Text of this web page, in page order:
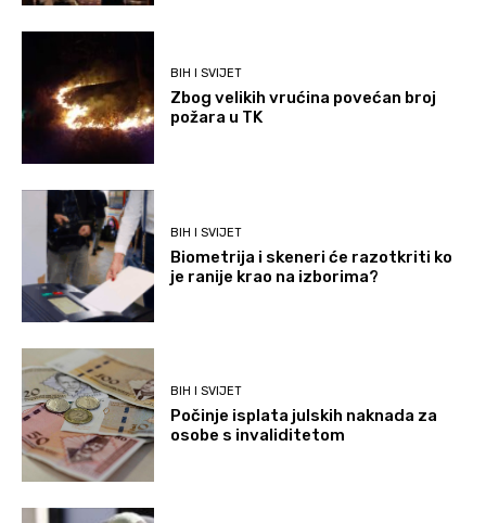
BIH I SVIJET
Zbog velikih vrućina povećan broj
požara u TK
BIH I SVIJET
Biometrija i skeneri će razotkriti ko
je ranije krao na izborima?
BIH I SVIJET
Počinje isplata julskih naknada za
osobe s invaliditetom